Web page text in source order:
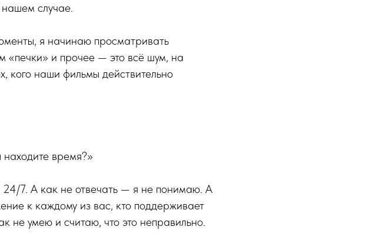
случае.
я начинаю просматривать
«печки» и прочее — это всё шум, на
кого наши фильмы действительно
время?»
7. А как не отвечать — я не понимаю. А
к каждому из вас, кто поддерживает
не умею и считаю, что это неправильно.